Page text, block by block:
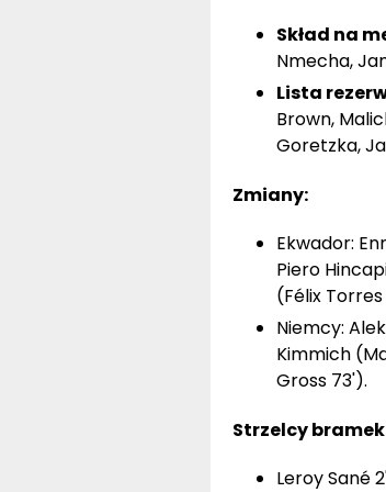
Skład na
Nmecha,
Lista
Brown,
Goretzka,
Zmiany:
Ekwador:
Piero
(Félix
Niemcy:
Kimmich
Gross 73').
Strzelcy
Leroy Sané